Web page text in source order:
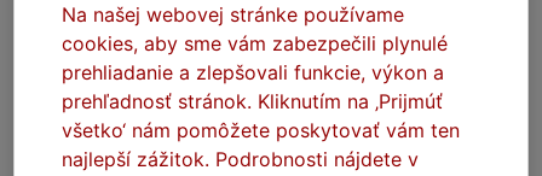
SEFIS MSD1 riadidlá 22mm
čierna Kawasaki Z800
Skladom
Na našej webovej stránke používame
cookies, aby sme vám zabezpečili plynulé
prehliadanie a zlepšovali funkcie, výkon a
prehľadnosť stránok. Kliknutím na ‚Prijmúť
všetko‘ nám pomôžete poskytovať vám ten
najlepší zážitok. Podrobnosti nájdete v